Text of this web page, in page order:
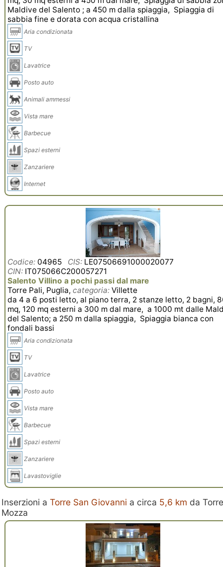
Maldive del Salento ; a 450 m dalla spiaggia, Spiaggia di
sabbia fine e dorata con acqua cristallina
Aria condizionata
TV
Lavatrice
Posto auto
Animali ammessi
Vista mare
Barbecue
Spazi esterni
Zanzariere
Internet
Codice: 04965 CIS: LE07506691000020077
CIN: IT075066C200057271
Salento Villino a pochi passi dal mare
Torre Pali, Puglia,categoria: Villette
da 4 a 6 posti letto, al piano terra, 2 stanze letto, 2 bagni,
mq, 120 mq esterni a 300 m dal mare, a 1000 mt dalle
del Salento; a 250 m dalla spiaggia, Spiaggia bianca con
fondali bassi
Aria condizionata
TV
Lavatrice
Posto auto
Vista mare
Barbecue
Spazi esterni
Zanzariere
Lavastoviglie
Inserzioni aTorre San Giovanni a circa 5,6 km da
Mozza